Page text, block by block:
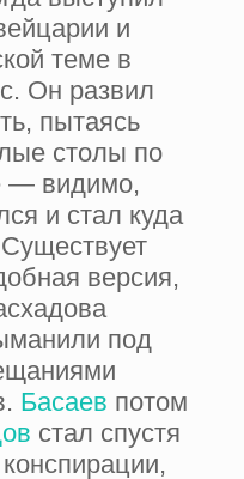
и
теме в
Он развил
пытаясь
столы по
— видимо,
и стал куда
версия,
под
Басаев потом
стал спустя